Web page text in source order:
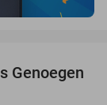
31%
Genoegen